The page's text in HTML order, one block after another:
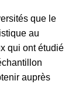
que le
au
qui ont étudié
auprès